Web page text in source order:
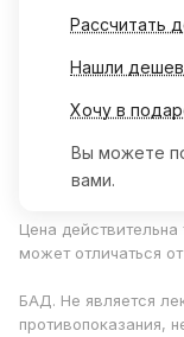
Рассчитать
Нашли
Хочу в
Вы можете
вами.
Цена действительна
может отличаться
БАД. Не является
противопоказания,